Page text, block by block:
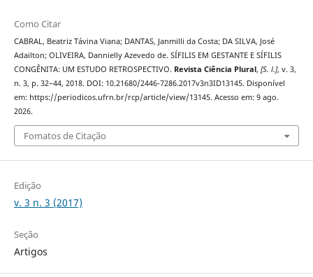
Como Citar
CABRAL, Beatriz Távina Viana; DANTAS, Janmilli da Costa; DA SILVA, José
Adailton; OLIVEIRA, Dannielly Azevedo de. SÍFILIS EM GESTANTE E SÍFILIS
CONGÊNITA: UM ESTUDO RETROSPECTIVO. Revista Ciência Plural, [S. l.], v. 3,
n. 3, p. 32–44, 2018. DOI: 10.21680/2446-7286.2017v3n3ID13145. Disponível
em: https://periodicos.ufrn.br/rcp/article/view/13145. Acesso em: 9 ago.
2026.
Fomatos de Citação
Edição
v. 3 n. 3 (2017)
Seção
Artigos